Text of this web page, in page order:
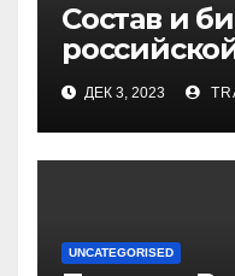
Состав и
«Иванушки
— история
и судьбы
ДЕК 3, 2023
UNCATEGORISED